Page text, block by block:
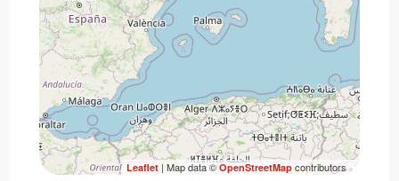
Leaflet| Map data ©OpenStreetMapcontributors